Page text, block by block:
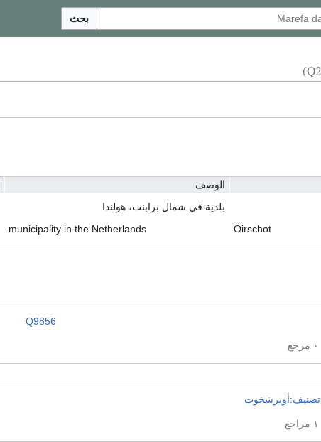
بحث
الوصف
بلدية في شمال برابنت، هولندا
Oirschot
municipality in the Netherlands
Q9856
٠ مرجع
تصنيف:أويرشخوت
١ مراجع